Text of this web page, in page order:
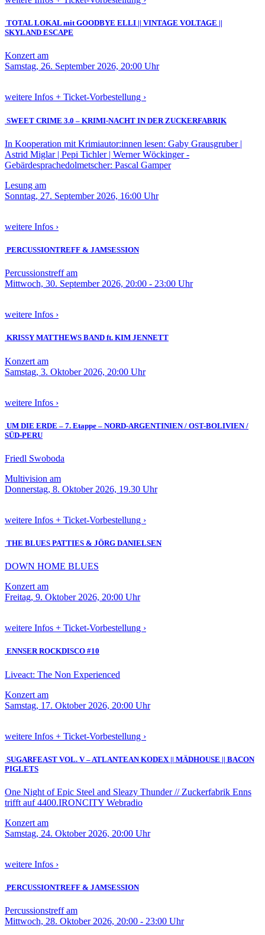
TOTAL LOKAL mit GOODBYE ELLI || VINTAGE VOLTAGE ||
SKYLAND ESCAPE
Konzert am
Samstag, 26. September 2026, 20:00 Uhr
weitere Infos + Ticket-Vorbestellung ›
SWEET CRIME 3.0 – KRIMI-NACHT IN DER ZUCKERFABRIK
In Kooperation mit Krimiautor:innen lesen: Gaby Grausgruber |
Astrid Miglar | Pepi Tichler | Werner Wöckinger -
Gebärdesprachedolmetscher: Pascal Gamper
Lesung am
Sonntag, 27. September 2026, 16:00 Uhr
weitere Infos ›
PERCUSSIONTREFF & JAMSESSION
Percussionstreff am
Mittwoch, 30. September 2026, 20:00 - 23:00 Uhr
weitere Infos ›
KRISSY MATTHEWS BAND ft. KIM JENNETT
Konzert am
Samstag, 3. Oktober 2026, 20:00 Uhr
weitere Infos ›
UM DIE ERDE – 7. Etappe – NORD-ARGENTINIEN / OST-BOLIVIEN /
SÜD-PERU
Friedl Swoboda
Multivision am
Donnerstag, 8. Oktober 2026, 19.30 Uhr
weitere Infos + Ticket-Vorbestellung ›
THE BLUES PATTIES & JÖRG DANIELSEN
DOWN HOME BLUES
Konzert am
Freitag, 9. Oktober 2026, 20:00 Uhr
weitere Infos + Ticket-Vorbestellung ›
ENNSER ROCKDISCO #10
Liveact: The Non Experienced
Konzert am
Samstag, 17. Oktober 2026, 20:00 Uhr
weitere Infos + Ticket-Vorbestellung ›
SUGARFEAST VOL. V – ATLANTEAN KODEX || MÄDHOUSE || BACON
PIGLETS
One Night of Epic Steel and Sleazy Thunder // Zuckerfabrik Enns
trifft auf 4400.IRONCITY Webradio
Konzert am
Samstag, 24. Oktober 2026, 20:00 Uhr
weitere Infos ›
PERCUSSIONTREFF & JAMSESSION
Percussionstreff am
Mittwoch, 28. Oktober 2026, 20:00 - 23:00 Uhr